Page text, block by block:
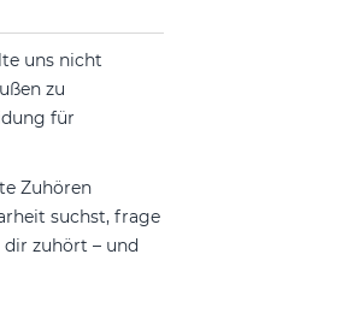
uns nicht
zu
für
Zuhören
suchst, frage
zuhört – und